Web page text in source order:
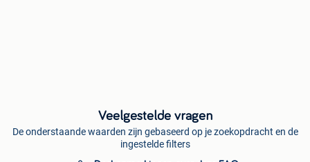
Veelgestelde vragen
De onderstaande waarden zijn gebaseerd op je zoekopdracht en de
ingestelde filters